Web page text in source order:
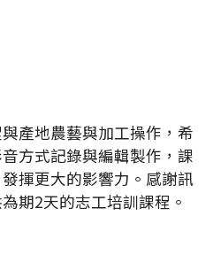
產地農藝與加工操作，希
方式記錄與編輯製作，課
揮更大的影響力。感謝訊
期2天的志工培訓課程。